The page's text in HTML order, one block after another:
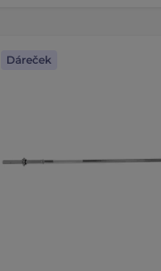
Dáreček